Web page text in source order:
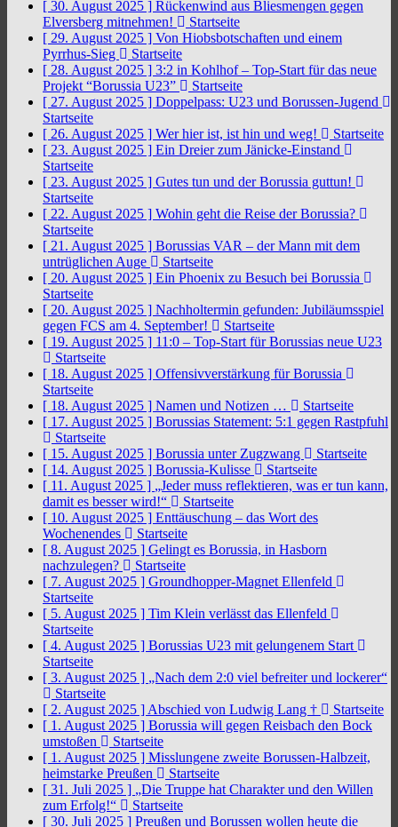
[ 30. August 2025 ] Rückenwind aus Bliesmengen gegen
Elversberg mitnehmen!
Startseite
[ 29. August 2025 ] Von Hiobsbotschaften und einem
Pyrrhus-Sieg
Startseite
[ 28. August 2025 ] 3:2 in Kohlhof – Top-Start für das neue
Projekt “Borussia U23”
Startseite
[ 27. August 2025 ] Doppelpass: U23 und Borussen-Jugend
Startseite
[ 26. August 2025 ] Wer hier ist, ist hin und weg!
Startseite
[ 23. August 2025 ] Ein Dreier zum Jänicke-Einstand
Startseite
[ 23. August 2025 ] Gutes tun und der Borussia guttun!
Startseite
[ 22. August 2025 ] Wohin geht die Reise der Borussia?
Startseite
[ 21. August 2025 ] Borussias VAR – der Mann mit dem
untrüglichen Auge
Startseite
[ 20. August 2025 ] Ein Phoenix zu Besuch bei Borussia
Startseite
[ 20. August 2025 ] Nachholtermin gefunden: Jubiläumsspiel
gegen FCS am 4. September!
Startseite
[ 19. August 2025 ] 11:0 – Top-Start für Borussias neue U23
Startseite
[ 18. August 2025 ] Offensivverstärkung für Borussia
Startseite
[ 18. August 2025 ] Namen und Notizen …
Startseite
[ 17. August 2025 ] Borussias Statement: 5:1 gegen Rastpfuhl
Startseite
[ 15. August 2025 ] Borussia unter Zugzwang
Startseite
[ 14. August 2025 ] Borussia-Kulisse
Startseite
[ 11. August 2025 ] „Jeder muss reflektieren, was er tun kann,
damit es besser wird!“
Startseite
[ 10. August 2025 ] Enttäuschung – das Wort des
Wochenendes
Startseite
[ 8. August 2025 ] Gelingt es Borussia, in Hasborn
nachzulegen?
Startseite
[ 7. August 2025 ] Groundhopper-Magnet Ellenfeld
Startseite
[ 5. August 2025 ] Tim Klein verlässt das Ellenfeld
Startseite
[ 4. August 2025 ] Borussias U23 mit gelungenem Start
Startseite
[ 3. August 2025 ] „Nach dem 2:0 viel befreiter und lockerer“
Startseite
[ 2. August 2025 ] Abschied von Ludwig Lang †
Startseite
[ 1. August 2025 ] Borussia will gegen Reisbach den Bock
umstoßen
Startseite
[ 1. August 2025 ] Misslungene zweite Borussen-Halbzeit,
heimstarke Preußen
Startseite
[ 31. Juli 2025 ] „Die Truppe hat Charakter und den Willen
zum Erfolg!“
Startseite
[ 30. Juli 2025 ] Preußen und Borussen wollen heute die